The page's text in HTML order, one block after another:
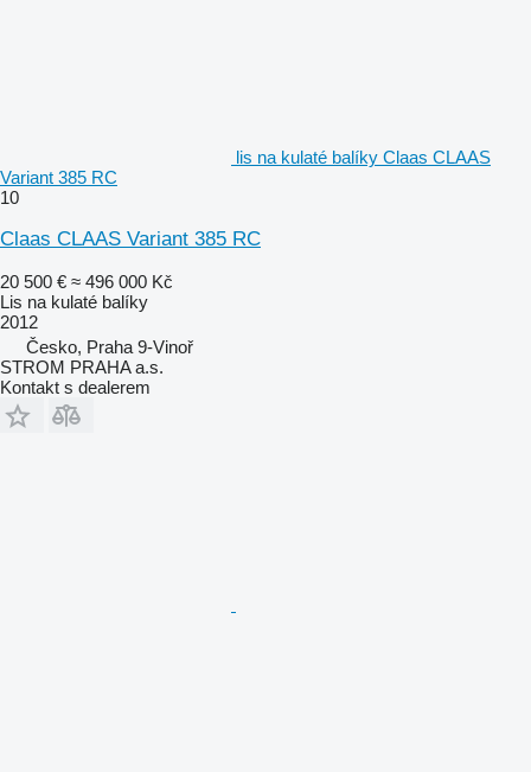
lis na kulaté balíky Claas CLAAS
Variant 385 RC
10
Claas CLAAS Variant 385 RC
20 500 € ≈ 496 000 Kč
Lis na kulaté balíky
2012
Česko, Praha 9-Vinoř
STROM PRAHA a.s.
Kontakt s dealerem